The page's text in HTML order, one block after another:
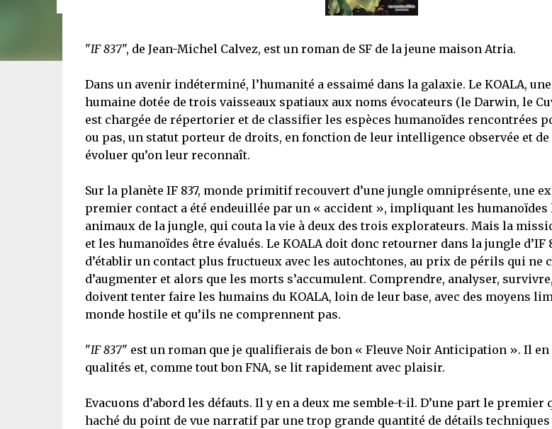
"IF 837", de Jean-Michel Calvez, est un roman de SF de la jeune maison Atria.
Dans un avenir indéterminé, l’humanité a essaimé dans la galaxie. Le KOALA,
humaine dotée de trois vaisseaux spatiaux aux noms évocateurs (le Darwin, le
est chargée de répertorier et de classifier les espèces humanoïdes rencontrées
ou pas, un statut porteur de droits, en fonction de leur intelligence observée et de
évoluer qu’on leur reconnaît.
Sur la planète IF 837, monde primitif recouvert d’une jungle omniprésente, une
premier contact a été endeuillée par un « accident », impliquant les humanoïdes
animaux de la jungle, qui couta la vie à deux des trois explorateurs. Mais la
et les humanoïdes être évalués. Le KOALA doit donc retourner dans la jungle d’IF
d’établir un contact plus fructueux avec les autochtones, au prix de périls qui ne
d’augmenter et alors que les morts s’accumulent. Comprendre, analyser, survivre,
doivent tenter faire les humains du KOALA, loin de leur base, avec des moyens
monde hostile et qu’ils ne comprennent pas.
"IF 837" est un roman que je qualifierais de bon « Fleuve Noir Anticipation ». Il en
qualités et, comme tout bon FNA, se lit rapidement avec plaisir.
Evacuons d’abord les défauts. Il y en a deux me semble-t-il. D’une part le premier
haché du point de vue narratif par une trop grande quantité de détails